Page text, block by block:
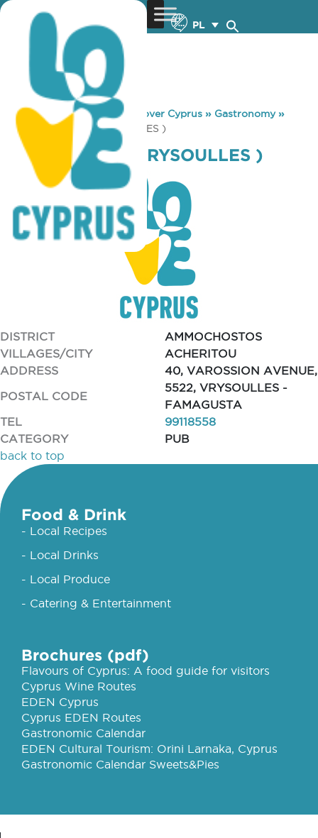
PL
You are here: Home »Discover Cyprus » Gastronomy»
TRISTAR PUB ( VRYSOULLES )
TRISTAR PUB ( VRYSOULLES )
DISTRICT
AMMOCHOSTOS
VILLAGES/CITY
ACHERITOU
ADDRESS
40, VAROSSION AVENUE,
POSTAL CODE
5522, VRYSOULLES -
FAMAGUSTA
TEL
99118558
CATEGORY
PUB
back to top
Food & Drink
- Local Recipes
- Local Drinks
- Local Produce
- Catering & Entertainment
Brochures (pdf)
Flavours of Cyprus: A food guide for visitors
Cyprus Wine Routes
EDEN Cyprus
Cyprus EDEN Routes
Gastronomic Calendar
EDEN Cultural Tourism: Orini Larnaka, Cyprus
Gastronomic Calendar Sweets&Pies